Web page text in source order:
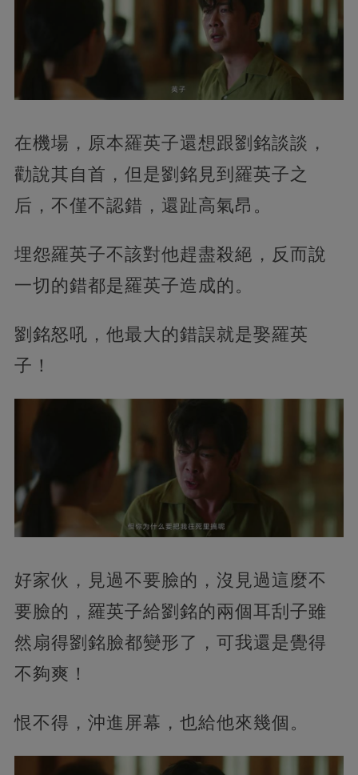
在機場，原本羅英子還想跟劉銘談談，
勸說其自首，但是劉銘見到羅英子之
后，不僅不認錯，還趾高氣昂。
埋怨羅英子不該對他趕盡殺絕，反而說
一切的錯都是羅英子造成的。
劉銘怒吼，他最大的錯誤就是娶羅英
子！
好家伙，見過不要臉的，沒見過這麼不
要臉的，羅英子給劉銘的兩個耳刮子雖
然扇得劉銘臉都變形了，可我還是覺得
不夠爽！
恨不得，沖進屏幕，也給他來幾個。